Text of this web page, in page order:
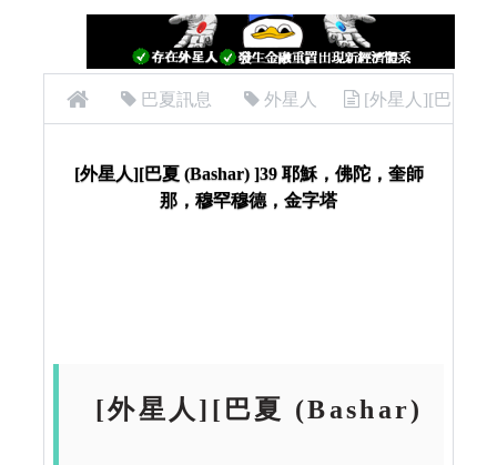
巴夏訊息 外星人 [外星人][巴
字塔[外星人][巴夏 (Bashar) ]39 耶穌，佛陀，奎師
那，穆罕穆德，金字塔
[外星人][巴夏 (Bashar)